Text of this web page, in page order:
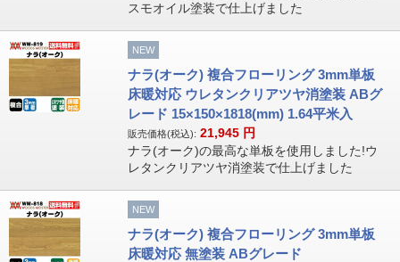
スモオイル塗装で仕上げました
NEW
ナラ(オーク) 複合フローリング 3mm単板
床暖対応 ウレタンクリアツヤ消塗装 ABグ
レード 15×150×1818(mm) 1.64平米入
販売価格(税込): 21,945 円
ナラ(オーク)の最高な単板を使用しました!ウ
レタンクリアツヤ消塗装で仕上げました
NEW
ナラ(オーク) 複合フローリング 3mm単板
床暖対応 無塗装 ABグレード